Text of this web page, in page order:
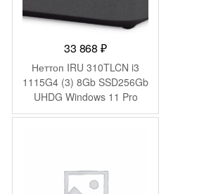
33 868₽
Неттоп IRU 310TLCN i3
1115G4 (3) 8Gb SSD256Gb
UHDG Windows 11 Pro
GbitEth WiFi BT черный